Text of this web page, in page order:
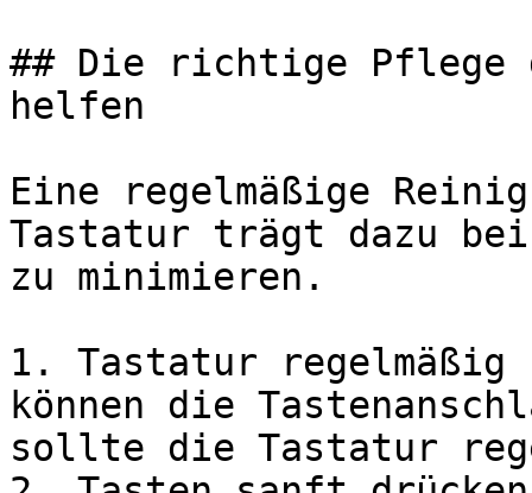
## Die richtige Pflege
helfen
Eine regelmäßige
Tastatur trägt dazu
zu minimieren.
1. Tastatur regelmäßig
können die
sollte die Tastatur